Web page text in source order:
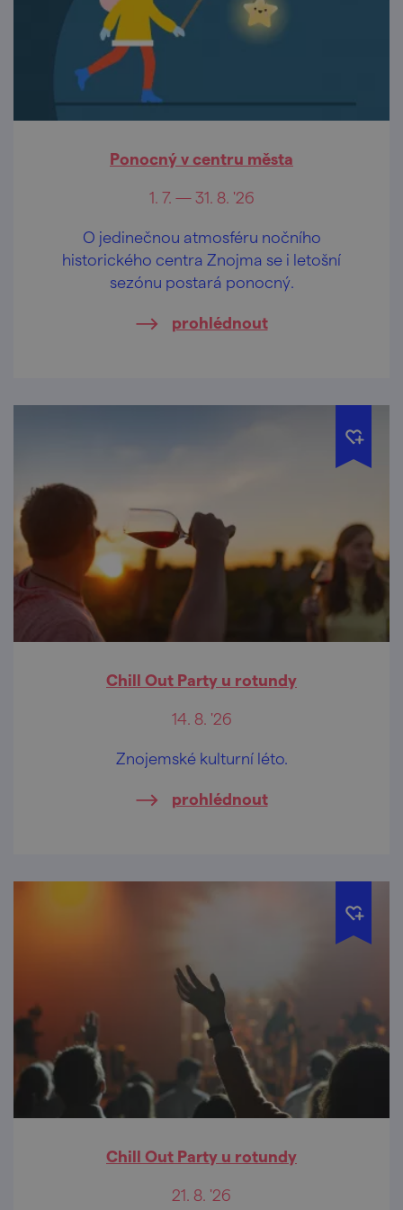
Ponocný v centru města
1. 7. — 31. 8. '26
O jedinečnou atmosféru nočního
historického centra Znojma se i letošní
sezónu postará ponocný.
prohlédnout
Chill Out Party u rotundy
14. 8. '26
Znojemské kulturní léto.
prohlédnout
Chill Out Party u rotundy
21. 8. '26